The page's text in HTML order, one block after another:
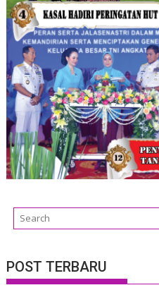
POST TERBARU